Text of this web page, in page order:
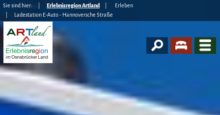
Sie sind hier: Erlebnisregion Artland
Erleben
Ladestation E-Auto - Hannoversche Straße